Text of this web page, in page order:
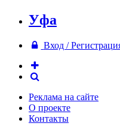
Уфа
Вход /
Реклама на сайте
О проекте
Контакты